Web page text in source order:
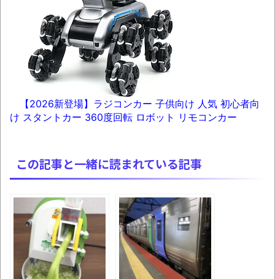
「題名のない音楽会」ゲーム音楽批判から
36年 ～因果な逆転劇～
50歳になりました
凡庸な悪
ロープと滑車と犬マスクでエクストリーム
変身。
『FF15』が発売10周年！ノクティスフィギ
みんななんだかんだ言ってお金持ってんじ
ゃん
「アメリカのヤンキーがアジア人にケンカ
を売った結果ｗｗｗ」 ほか
【2026新登場】ラジコンカー 子供向け 人気 初心者向
け スタントカー 360度回転 ロボット リモコンカー
この記事と一緒に読まれている記事